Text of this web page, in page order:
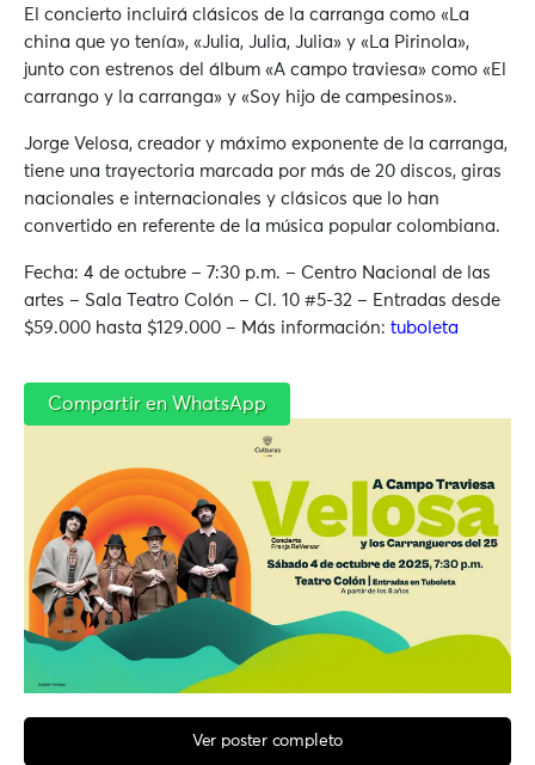
Ver poster completo
El concierto incluirá clásicos de la carranga como «La
china que yo tenía», «Julia, Julia, Julia» y «La Pirinola»,
junto con estrenos del álbum «A campo traviesa» como «El
carrango y la carranga» y «Soy hijo de campesinos».
Jorge Velosa, creador y máximo exponente de la carranga,
tiene una trayectoria marcada por más de 20 discos, giras
nacionales e internacionales y clásicos que lo han
convertido en referente de la música popular colombiana.
Fecha: 4 de octubre – 7:30 p.m. – Centro Nacional de las
artes – Sala Teatro Colón – Cl. 10 #5-32 – Entradas desde
$59.000 hasta $129.000 – Más información: tuboleta
Compartir en WhatsApp